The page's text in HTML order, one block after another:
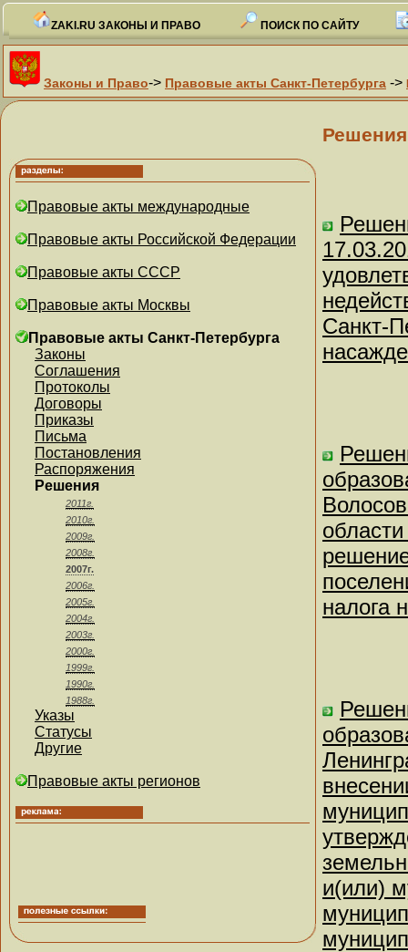
ZAKI.RU ЗАКОНЫ И ПРАВО ПОИСК ПО САЙТУ
Законы и Право-> Правовые акты Санкт-Петербурга ->
Правовые акты международные
Правовые акты Российской Федерации
Правовые акты СССР
Правовые акты Москвы
Правовые акты Санкт-Петербурга
Законы
Соглашения
Протоколы
Договоры
Приказы
Письма
Постановления
Распоряжения
Решения
2011г.
2010г.
2009г.
2008г.
2007г.
2006г.
2005г.
2004г.
2003г.
2000г.
1999г.
1990г.
1988г.
Указы
Статусы
Другие
Правовые акты регионов
Санкт-
налога
и(или)